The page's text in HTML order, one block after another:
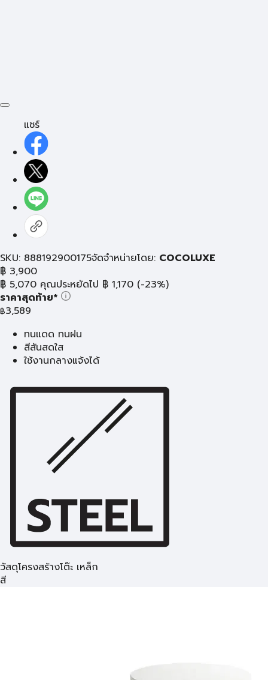
แชร์
SKU: 888192900175จัดจำหน่ายโดย: COCOLUXE
฿ 3,900
฿ 5,070 คุณประหยัดไป ฿ 1,170 (-23%)
ราคาสุดท้าย*
฿3,589
ทนแดด ทนฝน
สีสันสดใส
ใช้งานกลางแจ้งได้
วัสดุโครงสร้างโต๊ะ เหล็ก
สี